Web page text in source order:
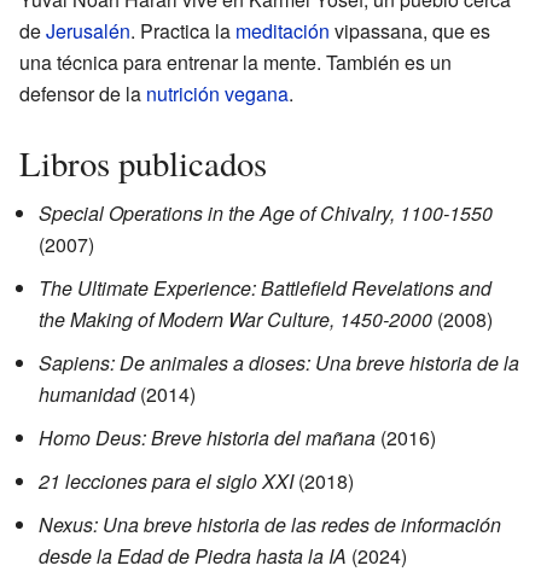
deJerusalén. Practica la meditación vipassana, que es
una técnica para entrenar la mente. También es un
defensor de la nutrición vegana.
Libros publicados
Special Operations in the Age of Chivalry, 1100‑1550
(2007)
The Ultimate Experience: Battlefield Revelations and
the Making of Modern War Culture, 1450‑2000 (2008)
Sapiens: De animales a dioses: Una breve historia de la
humanidad(2014)
Homo Deus: Breve historia del mañana (2016)
21 lecciones para el siglo XXI(2018)
Nexus: Una breve historia de las redes de información
desde la Edad de Piedra hasta la IA (2024)